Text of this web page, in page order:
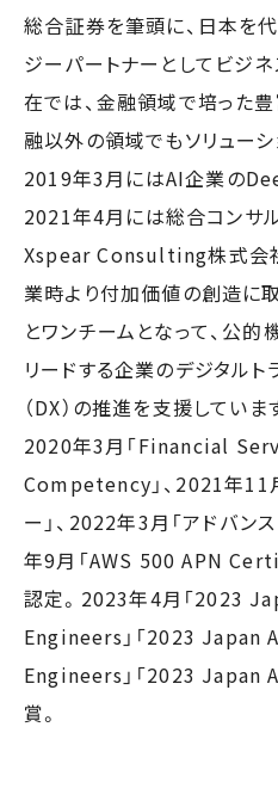
総合証券を筆頭に、日本を
ジーパートナーとしてビジ
在では、金融領域で培った
融以外の領域でもソリューシ
2019年3月にはAI企業の
2021年4月には総合コンサ
Xspear Consulting株式会
業時より付加価値の創造に
とワンチームとなって、公
リードする企業のデジタルト
（DX）の推進を支援していま
2020年3月「Financial
Competency」、2021年11
ー」、2022年3月「アドバン
年9月「AWS 500 APN
認定。2023年4月「2023
Engineers」「2023
Engineers」「2023 Japan
賞。